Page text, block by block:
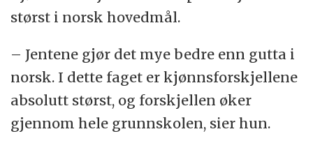
størst i norsk hovedmål.
– Jentene gjør det mye bedre enn gutta i
norsk. I dette faget er kjønnsforskjellene
absolutt størst, og forskjellen øker
gjennom hele grunnskolen, sier hun.